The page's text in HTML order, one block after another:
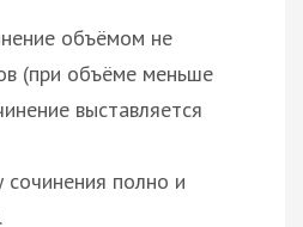
объёмом не
(при объёме меньше
выставляется
сочинения полно и